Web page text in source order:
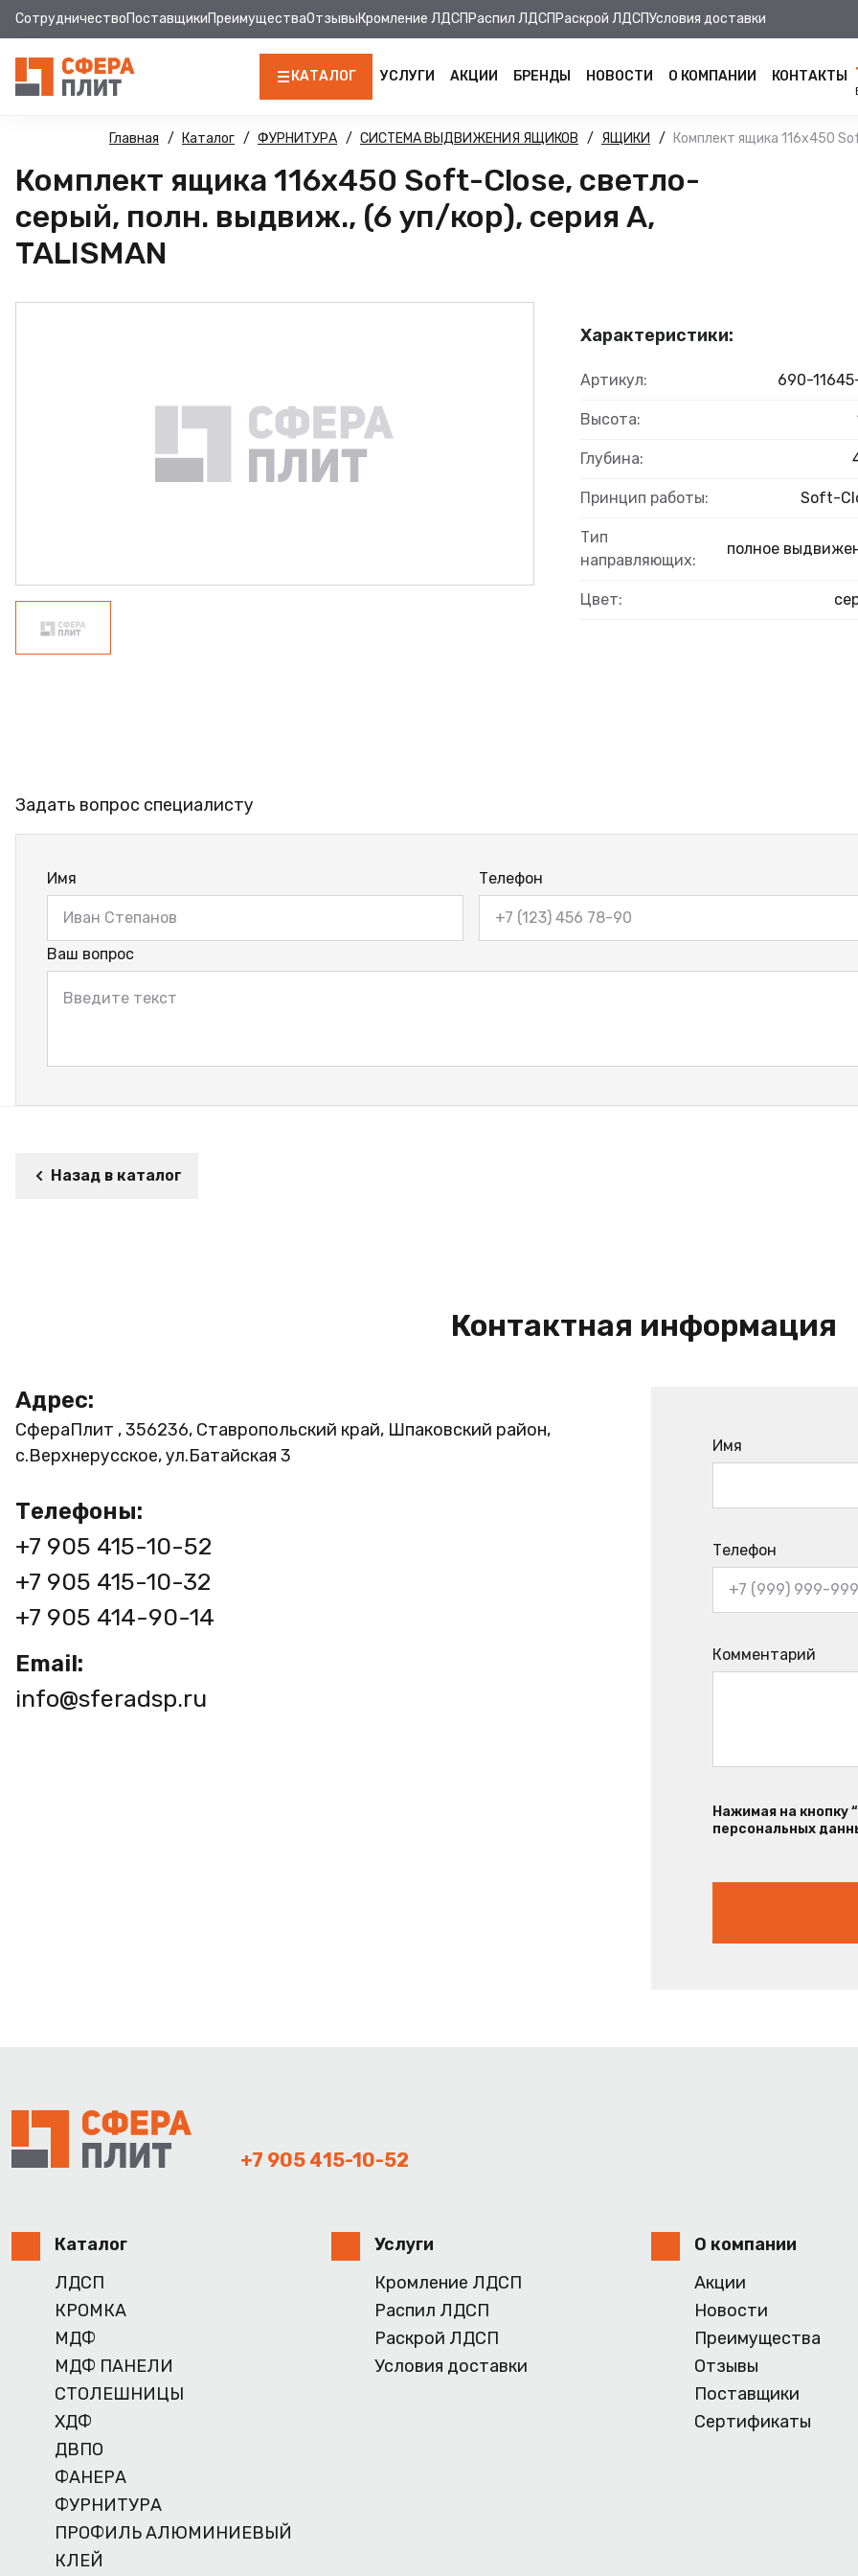
СотрудничествоПоставщикиПреимуществаОтзывыКромление ЛДСП Распил ЛДСП Раскрой ЛДСПУсловия доставки
КАТАЛОГ
ЛДСП
КРОМКА
МДФ
СТОЛЕШНИЦЫ
ФАНЕРА
ФУРНИТУРА
УСЛУГИ АКЦИИ БРЕНДЫ НОВОСТИ О КОМПАНИИ КОНТАКТЫ
Главная Каталог ФУРНИТУРА СИСТЕМА ВЫДВИЖЕНИЯ ЯЩИКОВ ЯЩИКИ Комплект ящика 116х450
Комплект ящика 116х450 Soft-Close, светло-
серый, полн. выдвиж., (6 уп/кор), серия А,
TALISMAN
Характеристики:
Артикул: 690-
Высота:
Глубина:
Принцип работы: Soft-
Тип
направляющих:
полное
Цвет:
Задать вопрос специалисту
Имя Телефон
Ваш вопрос
Назад в каталог
Контактная информация
Адрес:
СфераПлит , 356236, Ставропольский край, Шпаковский район,
с.Верхнерусское, ул.Батайская 3
Телефоны:
+7 905 415-10-52
+7 905 415-10-32
+7 905 414-90-14
Email:
info@sferadsp.ru
Имя
Телефон
Комментарий
Нажимая на кнопку
персональных
+7 905 415-10-52
Каталог
ЛДСП
КРОМКА
МДФ
МДФ ПАНЕЛИ
СТОЛЕШНИЦЫ
ХДФ
ДВПО
ФАНЕРА
ФУРНИТУРА
ПРОФИЛЬ АЛЮМИНИЕВЫЙ
КЛЕЙ
Услуги
Кромление ЛДСП
Распил ЛДСП
Раскрой ЛДСП
Условия доставки
О компании
Акции
Новости
Преимущества
Отзывы
Поставщики
Сертификаты